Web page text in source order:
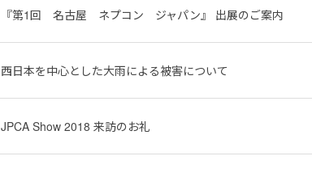
『第1回 名古屋 ネプコン ジャパン』 出展のご案内
西日本を中心とした大雨による被害について
JPCA Show 2018 来訪のお礼